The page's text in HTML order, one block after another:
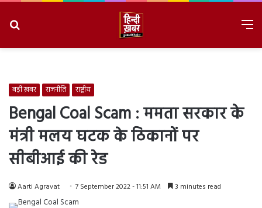
बड़ी ख़बर राजनीति राष्ट्रीय
Bengal Coal Scam : ममता सरकार के
मंत्री मलय घटक के ठिकानों पर
सीबीआई की रेड
Aarti Agravat 7 September 2022 - 11:51 AM 3 minutes read